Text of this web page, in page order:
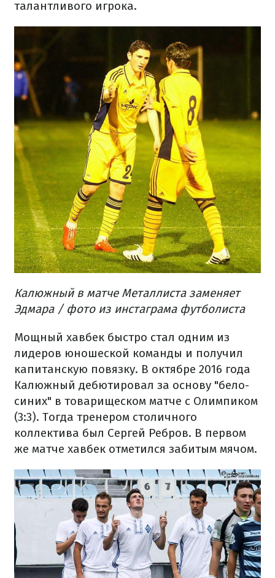
талантливого игрока.
Калюжный в матче Металлиста заменяет
Эдмара / фото из инстаграма футболиста
Мощный хавбек быстро стал одним из
лидеров юношеской команды и получил
капитанскую повязку. В октябре 2016 года
Калюжный дебютировал за основу "бело-
синих" в товарищеском матче с Олимпиком
(3:3). Тогда тренером столичного
коллектива был Сергей Ребров. В первом
же матче хавбек отметился забитым мячом.